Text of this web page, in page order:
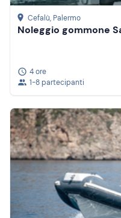
Cefalù, Palermo
Noleggio gommone
4 ore
1-8 partecipanti